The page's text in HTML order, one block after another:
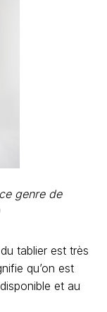
genre de
tablier est très
qu’on est
et au